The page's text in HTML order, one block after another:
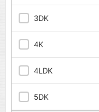
3DK
4K
4LDK
5DK